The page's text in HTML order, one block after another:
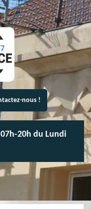
nous !
20h du Lundi